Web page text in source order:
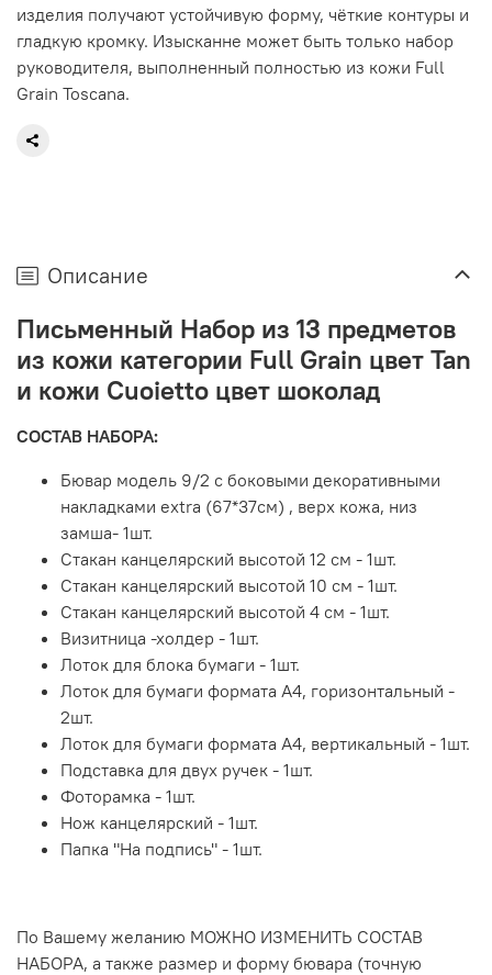
изделия получают устойчивую форму, чёткие контуры и
гладкую кромку. Изысканне может быть только набор
руководителя, выполненный полностью из кожи Full
Grain Toscana.
Описание
Письменный Набор из 13 предметов
из кожи категории Full Grain цвет Tan
и кожи Cuoietto цвет шоколад
СОСТАВ НАБОРА:
Бювар модель 9/2 с боковыми декоративными
накладками extra (67*37см) , верх кожа, низ
замша- 1шт.
Стакан канцелярский высотой 12 см - 1шт.
Стакан канцелярский высотой 10 см - 1шт.
Стакан канцелярский высотой 4 см - 1шт.
Визитница -холдер - 1шт.
Лоток для блока бумаги - 1шт.
Лоток для бумаги формата А4, горизонтальный -
2шт.
Лоток для бумаги формата А4, вертикальный - 1шт.
Подставка для двух ручек - 1шт.
Фоторамка - 1шт.
Нож канцелярский - 1шт.
Папка "На подпись" - 1шт.
По Вашему желанию МОЖНО ИЗМЕНИТЬ СОСТАВ
НАБОРА, а также размер и форму бювара (точную